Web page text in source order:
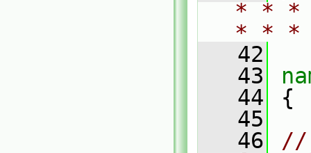
* * *
* *
   42
   43
   44
{
   45
   46
//